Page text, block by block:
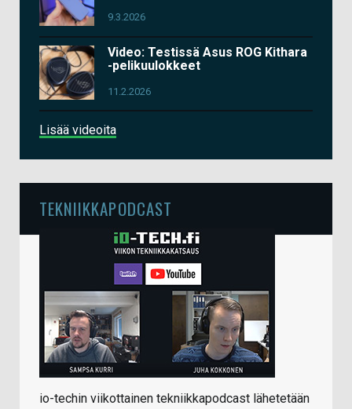
9.3.2026
Video: Testissä Asus ROG Kithara
-pelikuulokkeet
11.2.2026
Lisää videoita
TEKNIIKKAPODCAST
io-techin viikottainen tekniikkapodcast lähetetään